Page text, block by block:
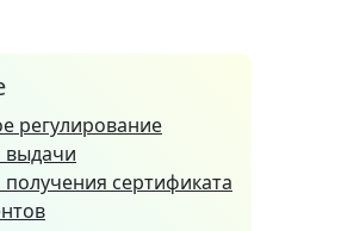
регулирование
выдачи
сертификата